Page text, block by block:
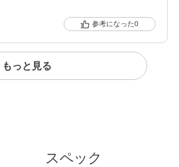
0
もっと見る
スペック